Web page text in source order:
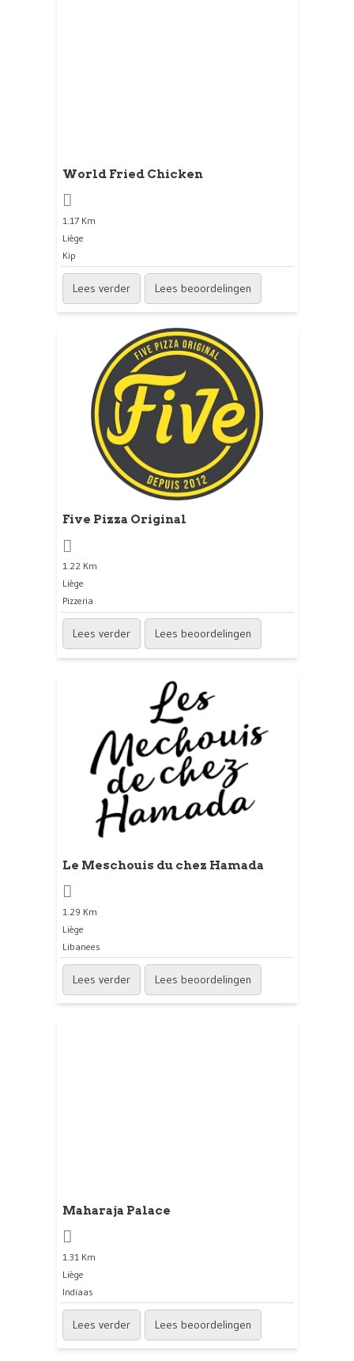
World Fried Chicken
1.17 Km
Liège
Kip
Lees verder Lees beoordelingen
Five Pizza Original
1.22 Km
Liège
Pizzeria
Lees verder Lees beoordelingen
Le Meschouis du chez Hamada
1.29 Km
Liège
Libanees
Lees verder Lees beoordelingen
Maharaja Palace
1.31 Km
Liège
Indiaas
Lees verder Lees beoordelingen